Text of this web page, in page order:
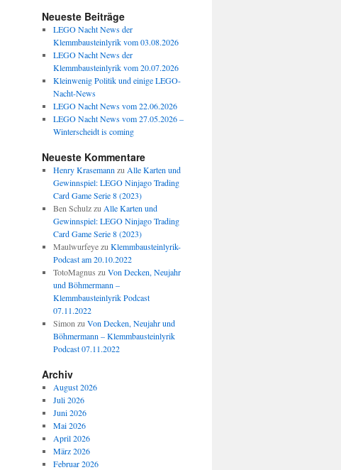
Neueste Beiträge
LEGO Nacht News der
Klemmbausteinlyrik vom 03.08.2026
LEGO Nacht News der
Klemmbausteinlyrik vom 20.07.2026
Kleinwenig Politik und einige LEGO-
Nacht-News
LEGO Nacht News vom 22.06.2026
LEGO Nacht News vom 27.05.2026 –
Winterscheidt is coming
Neueste Kommentare
Henry Krasemann zu Alle Karten und
Gewinnspiel: LEGO Ninjago Trading
Card Game Serie 8 (2023)
Ben Schulzzu Alle Karten und
Gewinnspiel: LEGO Ninjago Trading
Card Game Serie 8 (2023)
Maulwurfeyezu Klemmbausteinlyrik-
Podcast am 20.10.2022
TotoMagnus zu Von Decken, Neujahr
und Böhmermann –
Klemmbausteinlyrik Podcast
07.11.2022
Simon zu Von Decken, Neujahr und
Böhmermann – Klemmbausteinlyrik
Podcast 07.11.2022
Archiv
August 2026
Juli 2026
Juni 2026
Mai 2026
April 2026
März 2026
Februar 2026